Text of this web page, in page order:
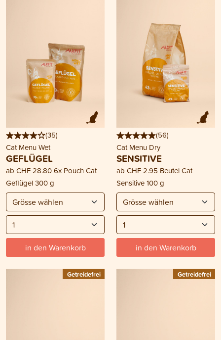
(35)
Cat Menu Wet
GEFLÜGEL
ab CHF 28.806x Pouch Cat
Geflügel 300 g
in den Warenkorb
(56)
Cat Menu Dry
SENSITIVE
ab CHF 2.95 Beutel Cat
Sensitive 100 g
in den Warenkorb
Getreidefrei Getreidefrei